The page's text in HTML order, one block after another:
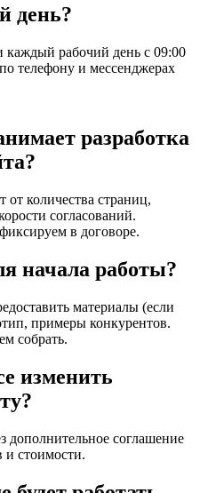
день?
рабочий день с 09:00
телефону и мессенджерах
разработка
от количества страниц,
согласований.
в договоре.
начала работы?
материалы (если
примеры конкурентов.
собрать.
изменить
дополнительное соглашение
и стоимости.